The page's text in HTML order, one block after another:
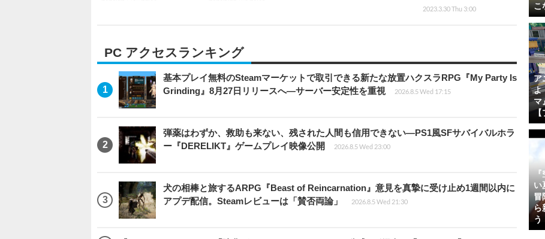
2023.3.30 Thu 3:00
PC アクセスランキング
基本プレイ無料のSteamマーケットで取引できる新たな放置ハクスラRPG『My Party Is
Grinding』8月27日リリースへ―サーバー安定性を重視
2026.8.5 Wed 17:15
弾薬はわずか、救助も来ない、残された人間も信用できない―PS1風SFサバイバルホラ
ー『DERELIKT』ゲームプレイ映像公開
2026.8.5 Wed 23:00
犬の相棒と旅するARPG『Beast of Reincarnation』意見を真摯に受け止め1週間以内に
アプデ配信。Steamレビューは「賛否両論」
2026.8.5 Wed 21:30
こ
ア
よ
マ
【
い
冒
ら
う